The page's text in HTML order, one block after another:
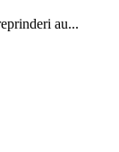
au...